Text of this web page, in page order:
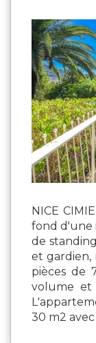
NICE
fond d'une
de
et gardien,
pièces de
volume et
30 m2